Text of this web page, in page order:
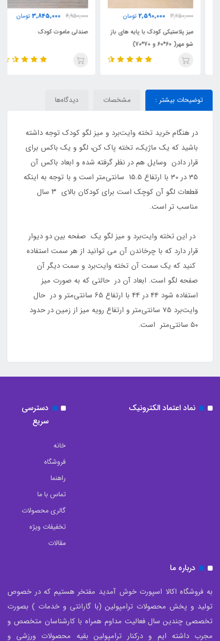
3,250,000
2,590,000 تومان
میز پلاستیکی کودک با پایه های باز
شو مهر( 60*60 و 70*70)
4,950,000
3,845,000 تومان
صندلی ماموت کودک
توضیحات بیشتر : مشخصات دیدگاه‌ها
در هنگام خرید تخته وایت‌برد و میز لگو کودک توجه داشته
باشید که یک ماژیک، تخته پاک کن، لگو و یک باکس برای
قرار دادن وسایل هم در نظر گرفته شده و ابعاد باکس آن
35 در 30 با ارتفاع 15.5 سانتی‌متر است و با توجه به اینکه
قطعات لگو آن کوچک است برای کودکان بالای ۳ سال
مناسب تر است.
در این تخته وایت‌برد و میز لگو یک صفحه بین دو دیوار
قرار دارد که با چرخاندن آن می توانید از هر سمت استفاده
کنید که یک سمت آن تخته وایت‌برد و سمت دیگر آن
صفحه لگو است. ابعاد آن در حالتی که به صورت میز
استفاده شود 44 در 44 با ارتفاع 65 سانتی‌متر و در حال
وایت‌برد 75 سانتی‌متر و ارتفاع رویه میز از زمین در حدود
۵۰ سانتی‌متر است.
نماد اعتماد الکترونیک
دسترسی
سریع
خانه
فروشگاه
راهنما
تماس با ما
گالری محصولات
تخفیفات ویژه
مقالات
درباره ما
به فروشگاه اکالا اسپورت خوش آمدید مفتخر هستیم که در خصوص
تولید و پخش محصولات ترامپولین (با گارانتی و خدمات ) بصورت
تخصصی چندین سال فعالیت مداوم همراه با کارشناسان متخصص و
مجرب داشته ایم و درکنار ترامپولین بقیه محصولات ورزشی و